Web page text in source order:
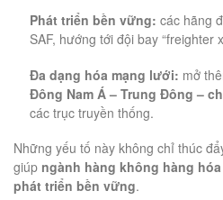
Phát triển bền vững: các hãng
SAF, hướng tới đội bay “freighter
Đa dạng hóa mạng lưới: mở
Đông Nam Á – Trung Đông –
các trục truyền thống.
Những yếu tố này không chỉ thúc
giúp ngành hàng không hàng
phát triển bền vững.